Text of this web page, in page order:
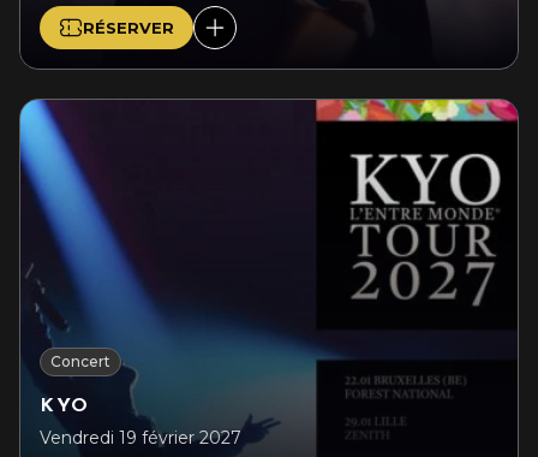
RÉSERVER
Concert
KYO
Vendredi 19 février 2027